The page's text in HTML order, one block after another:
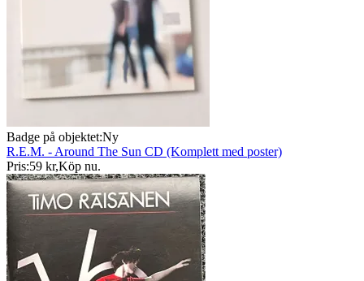
Badge på objektet:Ny
R.E.M. - Around The Sun CD (Komplett med poster)
Pris:59 kr,Köp nu.